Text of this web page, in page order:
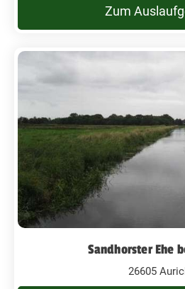
Zum
Sandhorster Ehe
26605